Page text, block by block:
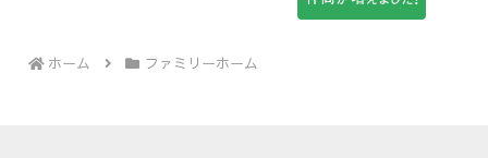
ホーム ファミリーホーム